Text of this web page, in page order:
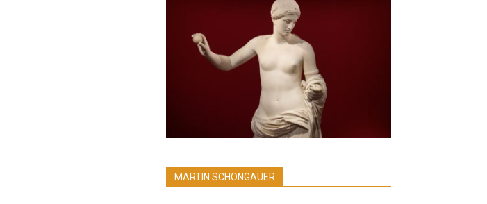
MARTIN SCHONGAUER